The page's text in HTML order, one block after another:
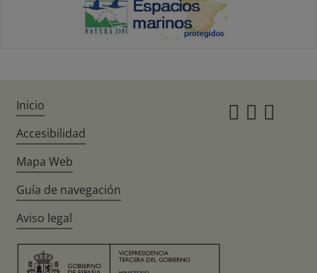
Inicio
Accesibilidad
Mapa Web
Guía de navegación
Aviso legal